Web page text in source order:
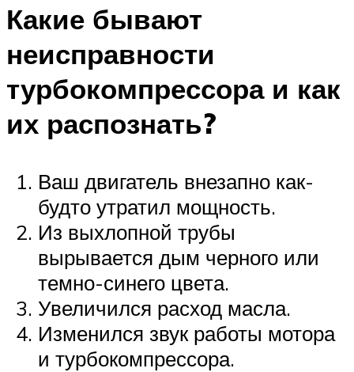
Какие бывают
неисправности
турбокомпрессора и как
их распознать?
Ваш двигатель внезапно как-
будто утратил мощность.
Из выхлопной трубы
вырывается дым черного или
темно-синего цвета.
Увеличился расход масла.
Изменился звук работы мотора
и турбокомпрессора.